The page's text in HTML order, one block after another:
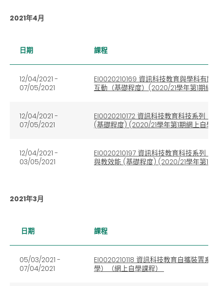
2021年4月
日期 課程
12/04/2021 -
07/05/2021
EI0020210169 資訊科技教育與學科有
互動（基礎程度）(2020/21學年第1期網
12/04/2021 -
07/05/2021
EI0020210172 資訊科技教育科技系列
(基礎程度) (2020/21學年第1期網上自學
12/04/2021 -
03/05/2021
EI0020210197 資訊科技教育科技系列
與教效能 (基礎程度) (2020/21學年第1
2021年3月
日期 課程
05/03/2021 -
07/04/2021
EI0020210118 資訊科技教育自攜裝置
學）（網上自學課程）